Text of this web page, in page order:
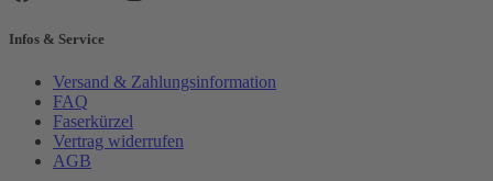
Infos & Service
Versand & Zahlungsinformation
FAQ
Faserkürzel
Vertrag widerrufen
AGB